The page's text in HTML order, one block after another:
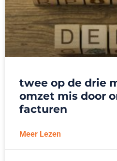
twee op de drie
omzet mis door
facturen
Meer Lezen